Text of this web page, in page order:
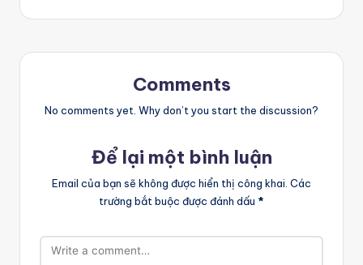
Comments
No comments yet. Why don’t you start the discussion?
Để lại một bình luận
Email của bạn sẽ không được hiển thị công khai. Các
trường bắt buộc được đánh dấu *